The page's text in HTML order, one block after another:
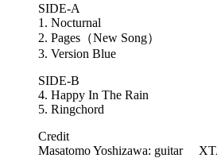
SIDE-A
1. Nocturnal
2. Pages（New Song）
3. Version Blue
SIDE-B
4. Happy In The Rain
5. Ringchord
Credit
Masatomo Yoshizawa: guitar